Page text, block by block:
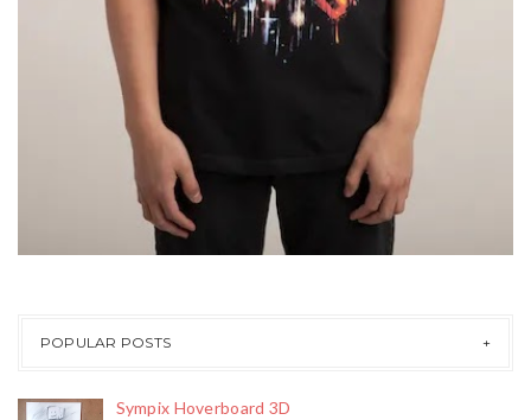
POPULAR POSTS
Sympix Hoverboard 3D